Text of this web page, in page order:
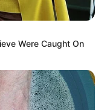
dingin
Were Caught On